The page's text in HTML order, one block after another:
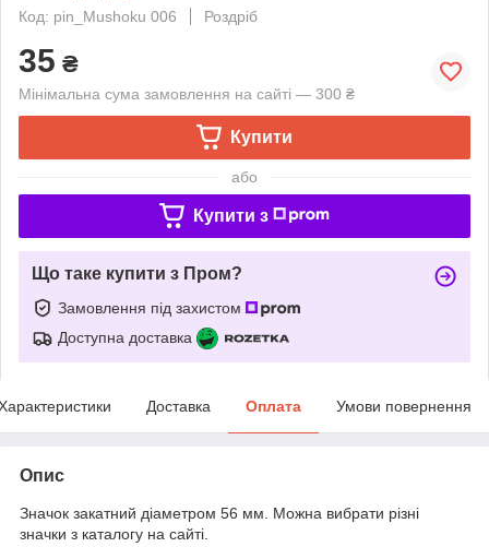
Код: pin_Mushoku 006
Роздріб
35 ₴
Мінімальна сума замовлення на сайті — 300 ₴
Купити
або
Купити з
Що таке купити з Пром?
Замовлення під захистом
Доступна доставка
Доставка Оплата Умови повернення
Опис
Значок закатний діаметром 56 мм. Можна вибрати різні
значки з каталогу на сайті.